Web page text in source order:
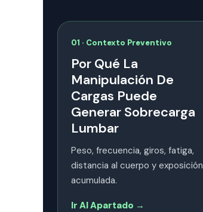
01 · Contexto Preventivo
Por Qué La
Manipulación De
Cargas Puede
Generar Sobrecarga
Lumbar
Peso, frecuencia, giros, fatiga,
distancia al cuerpo y exposición
acumulada.
Ir Al Apartado →